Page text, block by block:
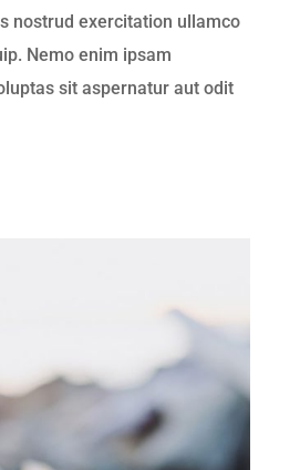
nostrud exercitation ullamco
Nemo enim ipsam
sit aspernatur aut odit